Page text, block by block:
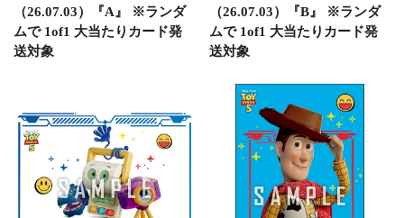
（26.07.03）『A』 ※ランダ
ムで 1of1 大当たりカード発
送対象
（26.07.03）『B』 ※ランダ
ムで 1of1 大当たりカード発
送対象